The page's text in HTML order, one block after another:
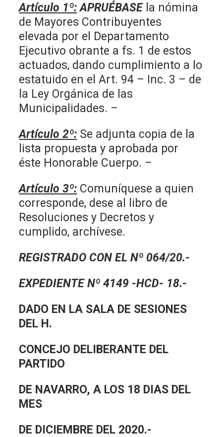
Artículo 1º: APRUÉBASEla nómina
de Mayores Contribuyentes
elevada por el Departamento
Ejecutivo obrante a fs. 1 de estos
actuados, dando cumplimiento a lo
estatuido en el Art. 94 – Inc. 3 – de
la Ley Orgánica de las
Municipalidades. –
Artículo 2º: Se adjunta copia de la
lista propuesta y aprobada por
éste Honorable Cuerpo. –
Artículo 3º: Comuníquese a quien
corresponde, dese al libro de
Resoluciones y Decretos y
cumplido, archívese.
REGISTRADO CON EL Nº 064/20.-
EXPEDIENTE Nº 4149 -HCD- 18.-
DADO EN LA SALA DE SESIONES
DEL H.
CONCEJO DELIBERANTE DEL
PARTIDO
DE NAVARRO, A LOS 18 DIAS DEL
MES
DE DICIEMBRE DEL 2020.-